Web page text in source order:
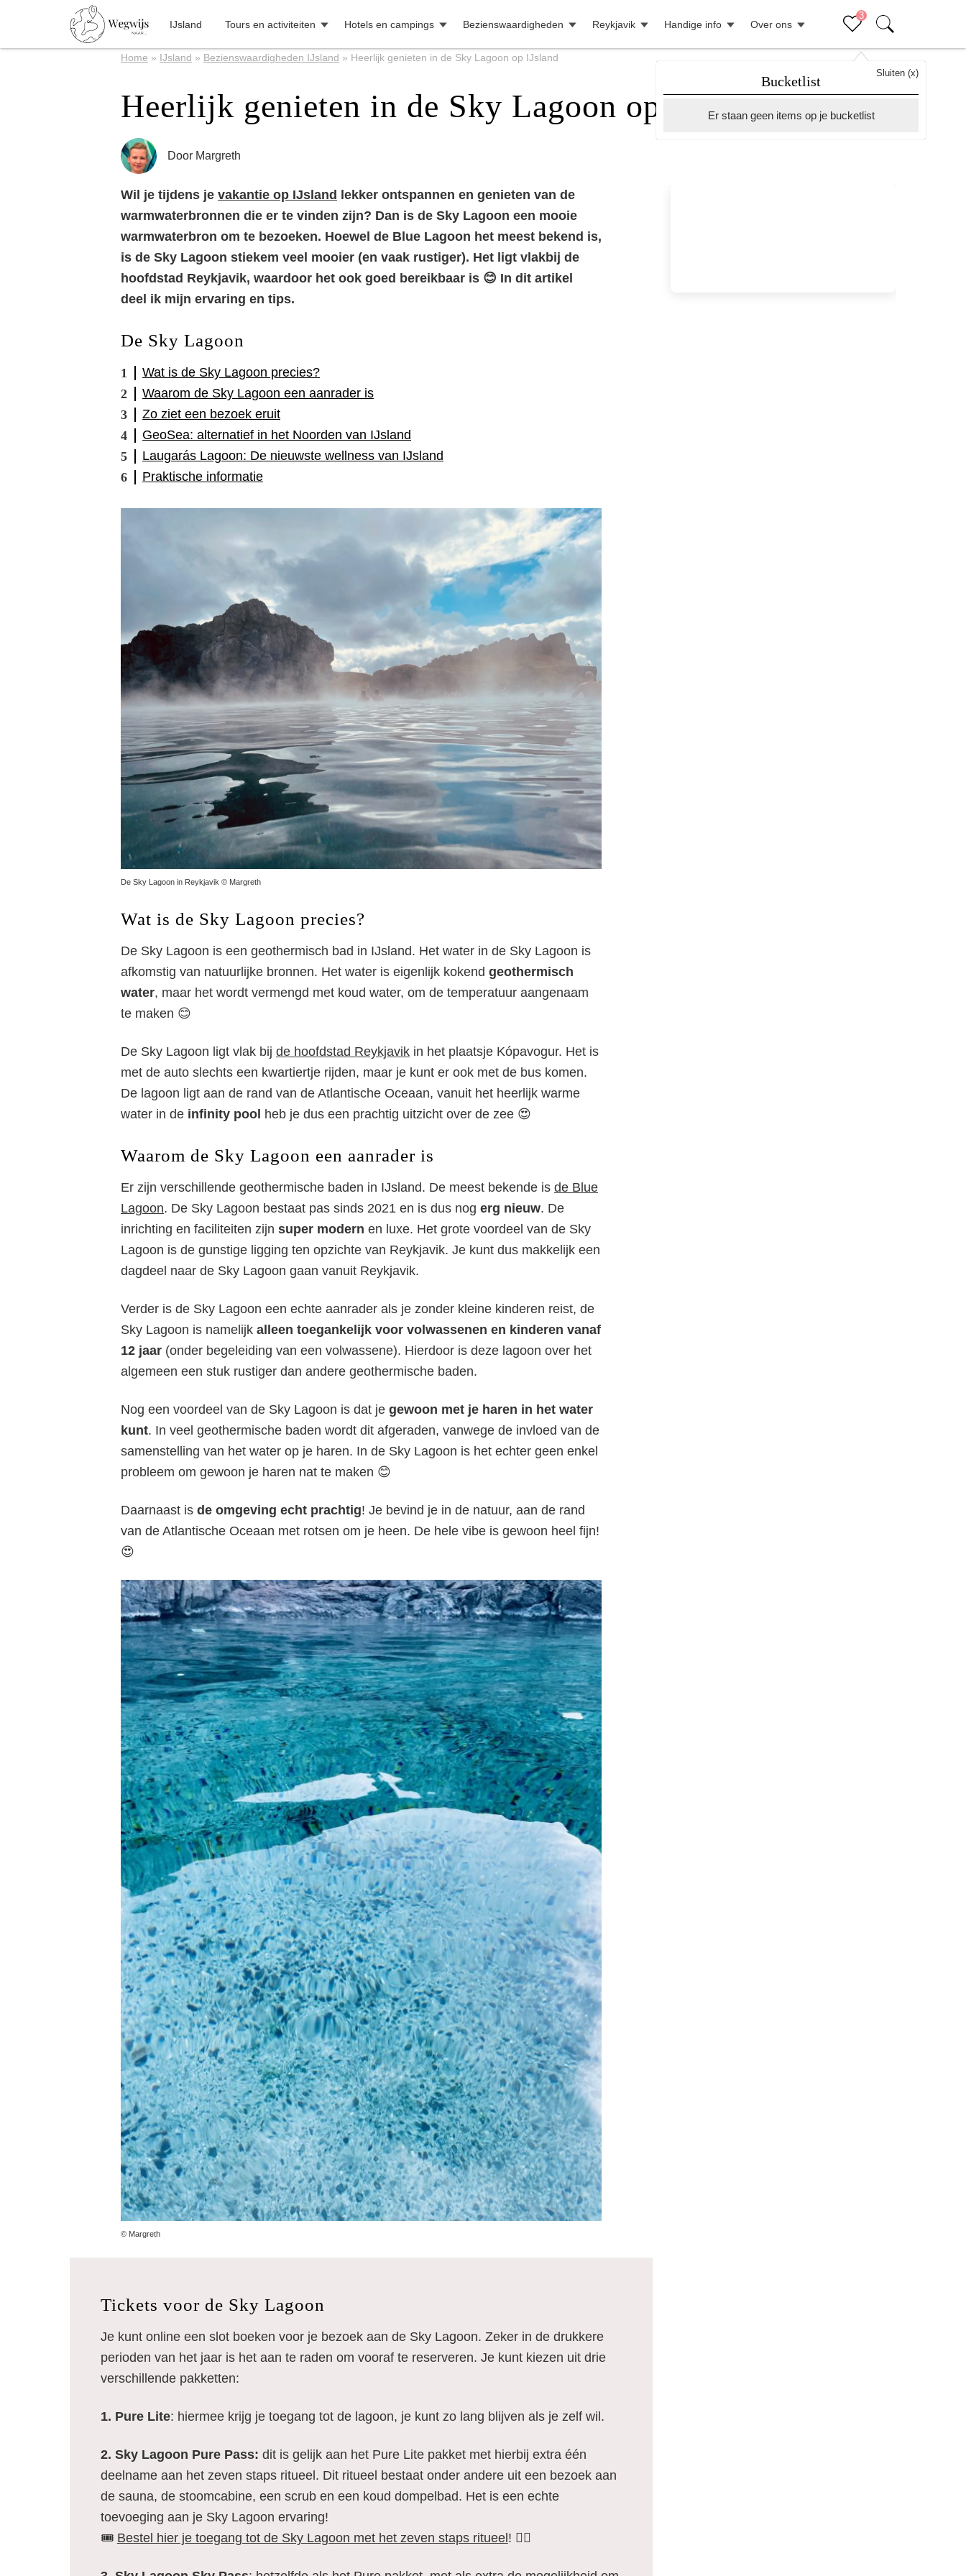
Heerlijk genieten in de Sky
Lagoon op IJsland
3
IJsland Tours en activiteiten Hotels en campings Bezienswaardigheden Reykjavik Handige info Over ons
Bucketlist
Sluiten (x)
Er staan geen items op je bucketlist
Home » IJsland » Bezienswaardigheden IJsland » Heerlijk genieten in de Sky Lagoon op IJsland
Heerlijk genieten in de Sky Lagoon op IJsland
Door Margreth
Wil je tijdens je vakantie op IJsland
lekker ontspannen en genieten van de
warmwaterbronnen die er te vinden zijn? Dan is de Sky Lagoon een mooie
warmwaterbron om te bezoeken. Hoewel de Blue Lagoon het meest bekend is,
is de Sky Lagoon stiekem veel mooier (en vaak rustiger). Het ligt vlakbij de
hoofdstad Reykjavik, waardoor het ook goed bereikbaar is 😊 In dit artikel
deel ik mijn ervaring en tips.
De Sky Lagoon
Wat is de Sky Lagoon precies?
Waarom de Sky Lagoon een aanrader is
Zo ziet een bezoek eruit
GeoSea: alternatief in het Noorden van IJsland
Laugarás Lagoon: De nieuwste wellness van IJsland
Praktische informatie
De Sky Lagoon in Reykjavik © Margreth
Wat is de Sky Lagoon precies?
De Sky Lagoon is een geothermisch bad in IJsland. Het water in de Sky Lagoon is
afkomstig van natuurlijke bronnen. Het water is eigenlijk kokend geothermisch
water, maar het wordt vermengd met koud water, om de temperatuur aangenaam
te maken 😊
De Sky Lagoon ligt vlak bij de hoofdstad Reykjavik in het plaatsje Kópavogur. Het is
met de auto slechts een kwartiertje rijden, maar je kunt er ook met de bus komen.
De lagoon ligt aan de rand van de Atlantische Oceaan, vanuit het heerlijk warme
water in de infinity pool heb je dus een prachtig uitzicht over de zee 😍
Waarom de Sky Lagoon een aanrader is
Er zijn verschillende geothermische baden in IJsland. De meest bekende is de Blue
Lagoon. De Sky Lagoon bestaat pas sinds 2021 en is dus nog erg nieuw. De
inrichting en faciliteiten zijn super modern en luxe. Het grote voordeel van de Sky
Lagoon is de gunstige ligging ten opzichte van Reykjavik. Je kunt dus makkelijk een
dagdeel naar de Sky Lagoon gaan vanuit Reykjavik.
Verder is de Sky Lagoon een echte aanrader als je zonder kleine kinderen reist, de
Sky Lagoon is namelijk alleen toegankelijk voor volwassenen en kinderen vanaf
12 jaar (onder begeleiding van een volwassene). Hierdoor is deze lagoon over het
algemeen een stuk rustiger dan andere geothermische baden.
Nog een voordeel van de Sky Lagoon is dat je gewoon met je haren in het water
kunt. In veel geothermische baden wordt dit afgeraden, vanwege de invloed van de
samenstelling van het water op je haren. In de Sky Lagoon is het echter geen enkel
probleem om gewoon je haren nat te maken 😊
Daarnaast is de omgeving echt prachtig! Je bevind je in de natuur, aan de rand
van de Atlantische Oceaan met rotsen om je heen. De hele vibe is gewoon heel fijn!
😍
© Margreth
Tickets voor de Sky Lagoon
Je kunt online een slot boeken voor je bezoek aan de Sky Lagoon. Zeker in de drukkere
perioden van het jaar is het aan te raden om vooraf te reserveren. Je kunt kiezen uit drie
verschillende pakketten:
1. Pure Lite: hiermee krijg je toegang tot de lagoon, je kunt zo lang blijven als je zelf wil.
2. Sky Lagoon Pure Pass: dit is gelijk aan het Pure Lite pakket met hierbij extra één
deelname aan het zeven staps ritueel. Dit ritueel bestaat onder andere uit een bezoek aan
de sauna, de stoomcabine, een scrub en een koud dompelbad. Het is een echte
toevoeging aan je Sky Lagoon ervaring!
🎟️ Bestel hier je toegang tot de Sky Lagoon met het zeven staps ritueel! 💆‍♀️